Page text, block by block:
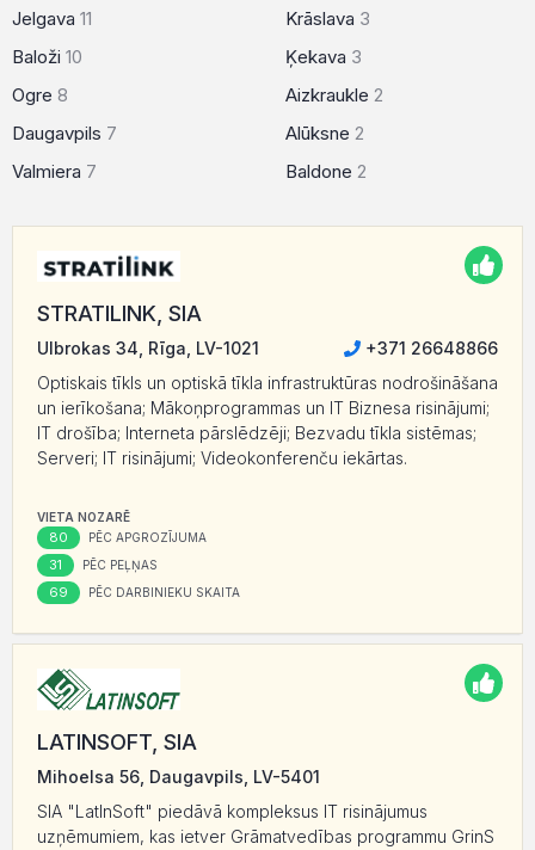
Jelgava 11
Baloži 10
Ogre 8
Daugavpils 7
Valmiera 7
Krāslava 3
Ķekava 3
Aizkraukle 2
Alūksne 2
Baldone 2
STRATILINK, SIA
Ulbrokas 34, Rīga, LV-1021
+371 26648866
Optiskais tīkls un optiskā tīkla infrastruktūras nodrošināšana
un ierīkošana; Mākoņprogrammas un IT Biznesa risinājumi;
IT drošība; Interneta pārslēdzēji; Bezvadu tīkla sistēmas;
Serveri; IT risinājumi; Videokonferenču iekārtas.
VIETA NOZARĒ
80 PĒC APGROZĪJUMA
31 PĒC PEĻŅAS
69 PĒC DARBINIEKU SKAITA
LATINSOFT, SIA
Mihoelsa 56, Daugavpils, LV-5401
SIA "LatInSoft" piedāvā kompleksus IT risinājumus
uzņēmumiem, kas ietver Grāmatvedības programmu GrinS